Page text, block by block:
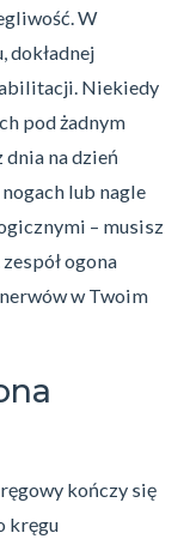
W
dokładnej
Niekiedy
pod żadnym
na dzień
lub nagle
– musisz
ogona
w Twoim
kończy się
kręgu